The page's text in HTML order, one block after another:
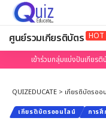
ศูนย์รวมเกียรติบัตร HOT
เข้าร่วมกลุ่มแบ่งปันเกียร
QUIZEDUCATE > เกียรติบัตรออ
เกียรติบัตรออนไลน์ การศึ